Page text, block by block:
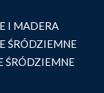
I MADERA
ŚRÓDZIEMNE
ŚRÓDZIEMNE